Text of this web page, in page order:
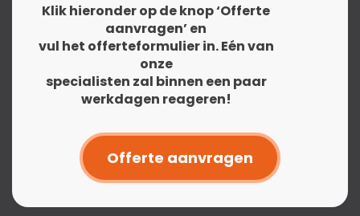
Klik hieronder op de knop ‘Offerte
aanvragen’ en
vul het offerteformulier in. Eén van
onze
specialisten zal binnen een paar
werkdagen reageren!
Offerte aanvragen